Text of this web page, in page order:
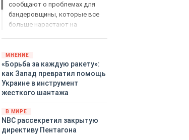
сообщают о проблемах для
бандеровщины, которые все
больше нарастают на
«страны 404» в следующем
году. Однако киевские
временщики не торопятся
заключать мир - ведь есть
поддержка в ЕС.
Британии и Германии, выборы
во Франции могут полностью
изменить геополитический
МНЕНИЕ
«Борьба за каждую ракету»:
как Запад превратил помощь
Украине в инструмент
жесткого шантажа
В МИРЕ
NBC рассекретил закрытую
директиву Пентагона